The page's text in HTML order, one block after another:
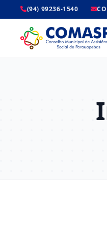
(94) 99236-1540